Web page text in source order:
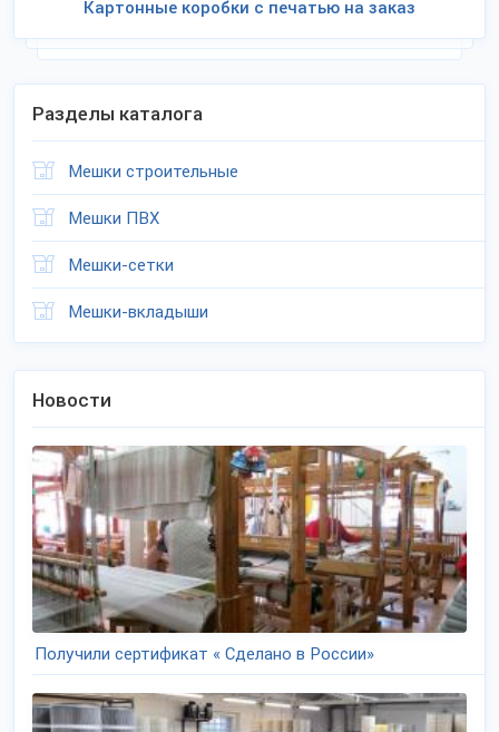
Картонные коробки с печатью на заказ
Разделы каталога
Мешки строительные
Мешки ПВХ
Мешки-сетки
Мешки-вкладыши
Новости
Получили сертификат « Сделано в России»